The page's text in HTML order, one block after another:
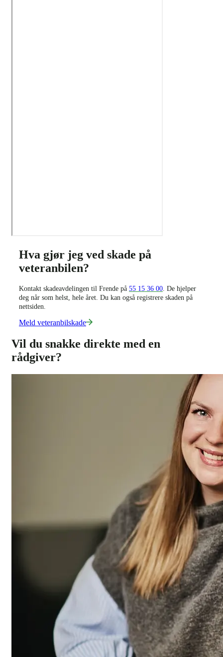
Hva gjør jeg ved skade på
veteranbilen?
Kontakt skadeavdelingen til Frende på 55 15 36 00. De hjelper
deg når som helst, hele året. Du kan også registrere skaden på
nettsiden.
Meld veteranbilskade
Vil du snakke direkte med en
rådgiver?